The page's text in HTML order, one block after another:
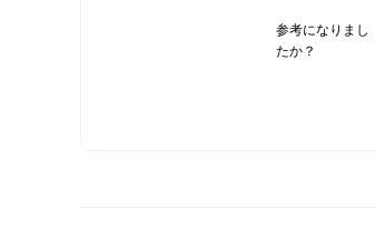
参考になりまし
たか？